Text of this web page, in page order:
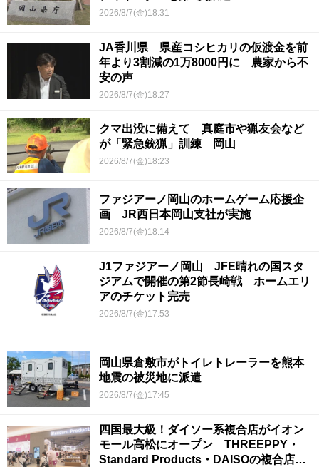
2026/8/7(金)18:31
JA香川県 県産コシヒカリの仮渡金を前
年より3割減の1万8000円に 農家から不
安の声
2026/8/7(金)18:27
クマ出没に備えて 真庭市や猟友会など
が「緊急銃猟」訓練 岡山
2026/8/7(金)18:23
ファジアーノ岡山のホームゲーム応援企
画 JR西日本岡山支社が実施
2026/8/7(金)18:14
J1ファジアーノ岡山 JFE晴れの国スタ
ジアムで開催の第2節長崎戦 ホームエリ
アのチケット完売
2026/8/7(金)17:53
岡山県倉敷市がトイレトレーラーを熊本
地震の被災地に派遣
2026/8/7(金)17:45
四国最大級！ダイソー系複合店がイオン
モール高松にオープン THREEPPY・
Standard Products・DAISOの複合店は